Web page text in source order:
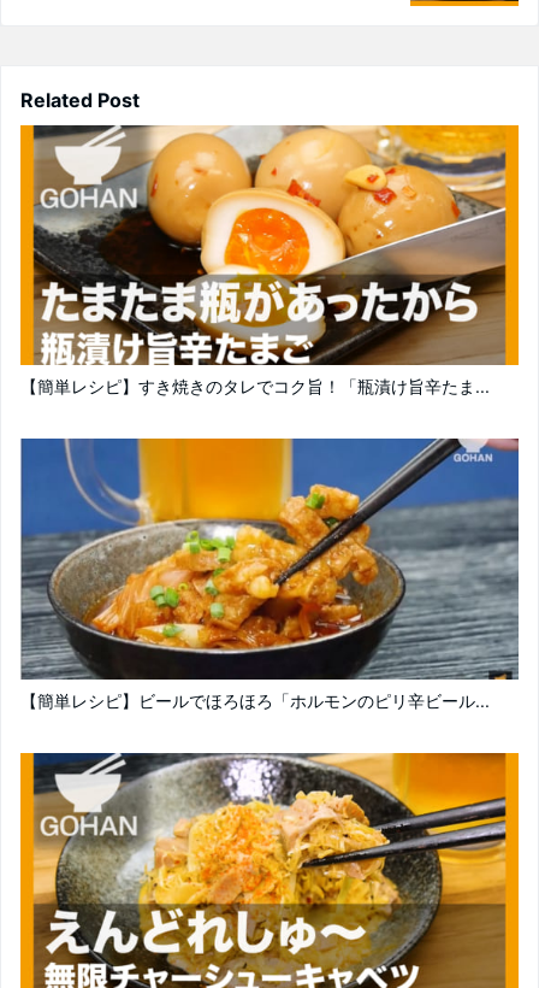
Related Post
【簡単レシピ】すき焼きのタレでコク旨！「瓶漬け旨辛たま...
【簡単レシピ】ビールでほろほろ「ホルモンのピリ辛ビール...